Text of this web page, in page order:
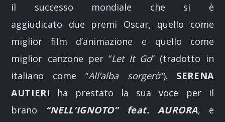
il successo mondiale che si è
aggiudicato due premi Oscar, quello come
miglior film d’animazione e quello come
miglior canzone per “Let It Go” (tradotto in
italiano come “All’alba sorgerò“). SERENA
AUTIERI ha prestato la sua voce per il
brano “NELL’IGNOTO” feat. AURORA, e